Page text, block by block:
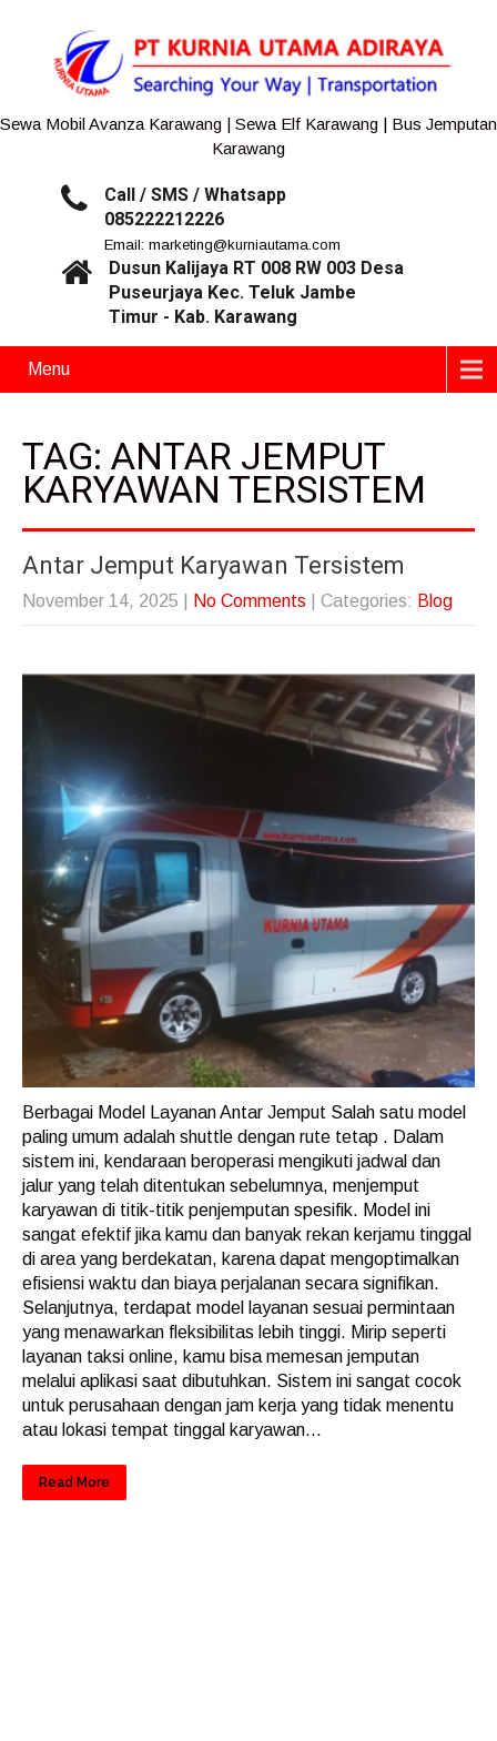
Sewa Mobil Avanza Karawang | Sewa Elf Karawang | Bus Jemputan
Karawang
Call / SMS / Whatsapp
085222212226
Email: marketing@kurniautama.com
Dusun Kalijaya RT 008 RW 003 Desa
Puseurjaya Kec. Teluk Jambe
Timur - Kab. Karawang
Menu
TAG: ANTAR JEMPUT
KARYAWAN TERSISTEM
Antar Jemput Karyawan Tersistem
November 14, 2025 No Comments | Categories: Blog
Berbagai Model Layanan Antar Jemput Salah satu model
paling umum adalah shuttle dengan rute tetap . Dalam
sistem ini, kendaraan beroperasi mengikuti jadwal dan
jalur yang telah ditentukan sebelumnya, menjemput
karyawan di titik-titik penjemputan spesifik. Model ini
sangat efektif jika kamu dan banyak rekan kerjamu tinggal
di area yang berdekatan, karena dapat mengoptimalkan
efisiensi waktu dan biaya perjalanan secara signifikan.
Selanjutnya, terdapat model layanan sesuai permintaan
yang menawarkan fleksibilitas lebih tinggi. Mirip seperti
layanan taksi online, kamu bisa memesan jemputan
melalui aplikasi saat dibutuhkan. Sistem ini sangat cocok
untuk perusahaan dengan jam kerja yang tidak menentu
atau lokasi tempat tinggal karyawan...
Read More